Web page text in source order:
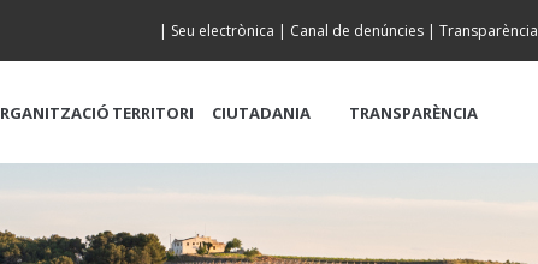
| Seu electrònica | Canal de denúncies | Transparència
TERRITORI CIUTADANIA TRANSPARÈNCIA